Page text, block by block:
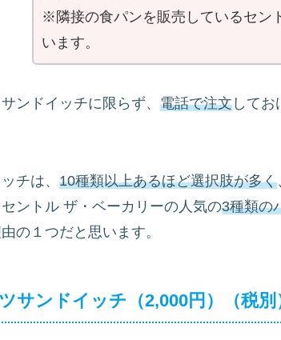
※隣接の食パンを販売しているセン
います。
ンドイッチに限らず、 電話で注文 して
チは、 10種類以上あるほど選択肢が多く
ントル ザ・ベーカリーの人気の3種類の
の１つだと思います。
サンドイッチ（2,000円）（税別